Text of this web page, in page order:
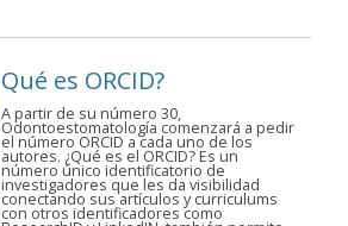
Qué es ORCID?
A partir de su número 30,
Odontoestomatología comenzará a pedir
el número ORCID a cada uno de los
autores. ¿Qué es el ORCID? Es un
número único identificatorio de
investigadores que les da visibilidad
conectando sus artículos y curriculums
con otros identificadores como